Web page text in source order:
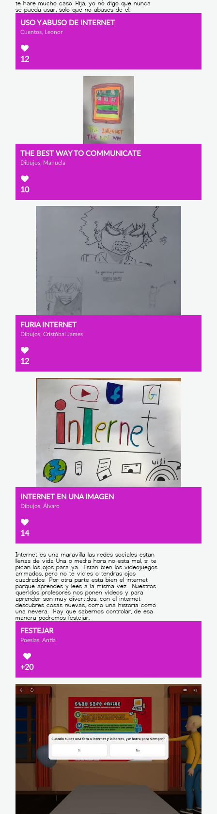
USO Y ABUSO DE INTERNET
Cuentos, Leonor
12
THE BEST WAY TO COMMUNICATE
Dibujos, Manuela
10
FURIA INTERNET
Dibujos, Cristóbal James
12
INTERNET EN UNA IMAGEN
Dibujos, Álvaro
14
FESTEJAR
Poesías, Antía
+20